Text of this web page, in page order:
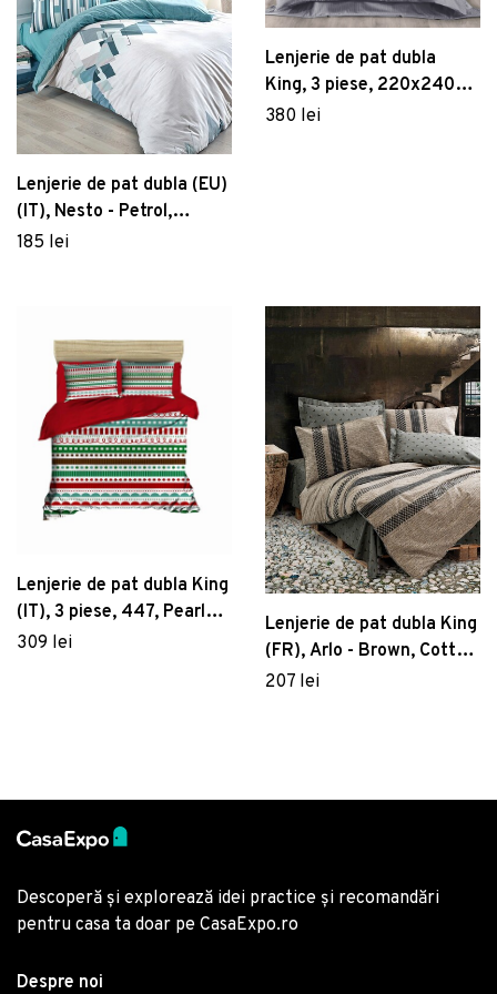
Lenjerie de pat dubla (EU)
(IT), Nesto - Petrol,
Cotton Box, Bumbac
185 lei
Lenjerie de pat dubla
King, 3 piese, 220x240
cm, 100% bumbac
380 lei
Lenjerie de pat dubla King
(IT), 3 piese, 447, Pearl
Home, Poliester Satinat
309 lei
Lenjerie de pat dubla King
(FR), Arlo - Brown, Cotton
Box, Bumbac Ranforce
207 lei
Descoperă și explorează idei practice și recomandări
pentru casa ta doar pe CasaExpo.ro
Despre noi